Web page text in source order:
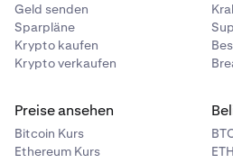
Speicherung
Wie bei allen anderen Arten von
wichtig zu wissen, wie und wo Sie
aufbewahren können. Im Großen
Geld senden
Sparpläne
Krypto kaufen
Krypto verkaufen
Preise ansehen
Bitcoin Kurs
Ethereum Kurs